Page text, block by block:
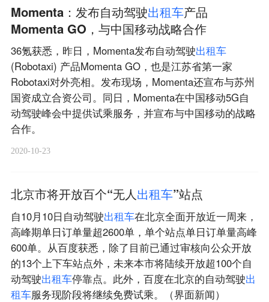
Momenta：发布自动驾驶出租车产品
Momenta GO，与中国移动战略合作
36氪获悉，昨日，Momenta发布自动驾驶出租车
(Robotaxi) 产品Momenta GO，也是江苏省第一家
Robotaxi对外亮相。发布现场，Momenta还宣布与苏州
国资成立合资公司。同日，Momenta在中国移动5G自
动驾驶峰会中提供试乘服务，并宣布与中国移动的战略
合作。
2020-10-23
北京市将开放百个“无人出租车”站点
自10月10日自动驾驶出租车在北京全面开放近一周来，
高峰期单日订单量超2600单，单个站点单日订单量高峰
600单。从百度获悉，除了目前已通过审核向公众开放
的13个上下车站点外，未来本市将陆续开放超100个自
动驾驶出租车停靠点。此外，百度在北京的自动驾驶出
租车服务现阶段将继续免费试乘。（界面新闻）